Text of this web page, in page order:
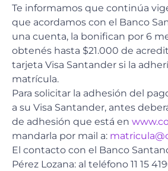
Te informamos que continúa
que acordamos con el Banco
una cuenta, la bonifican por 6
obtenés hasta $21.000 de
tarjeta Visa Santander si la
matrícula.
Para solicitar la adhesión del
a su Visa Santander, antes
de adhesión que está en
mandarla por mail a:
El contacto con el Banco
Pérez Lozana: al teléfono 11 15